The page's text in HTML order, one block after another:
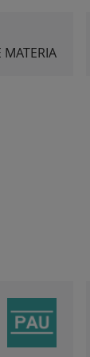
MATERIA